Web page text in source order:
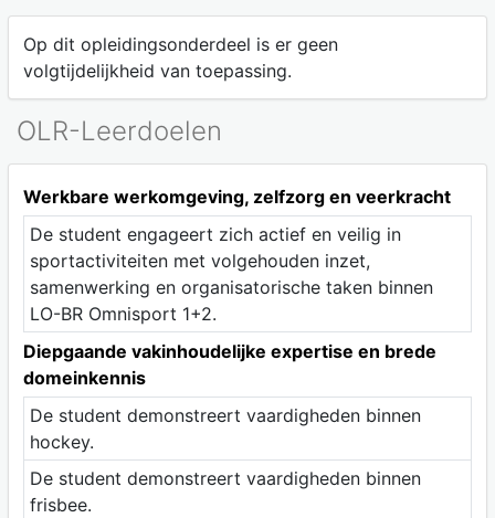
Op dit opleidingsonderdeel is er geen
volgtijdelijkheid van toepassing.
OLR-Leerdoelen
Werkbare werkomgeving, zelfzorg en veerkracht
De student engageert zich actief en veilig in
sportactiviteiten met volgehouden inzet,
samenwerking en organisatorische taken binnen
LO-BR Omnisport 1+2.
Diepgaande vakinhoudelijke expertise en brede
domeinkennis
De student demonstreert vaardigheden binnen
hockey.
De student demonstreert vaardigheden binnen
frisbee.